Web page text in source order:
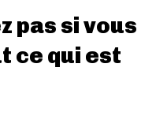
pas si vous
ce qui est